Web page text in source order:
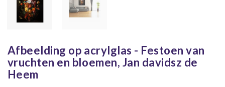
Afbeelding op acrylglas - Festoen van
vruchten en bloemen, Jan davidsz de
Heem